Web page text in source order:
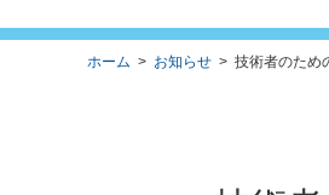
ホーム > お知らせ > 技術者のため